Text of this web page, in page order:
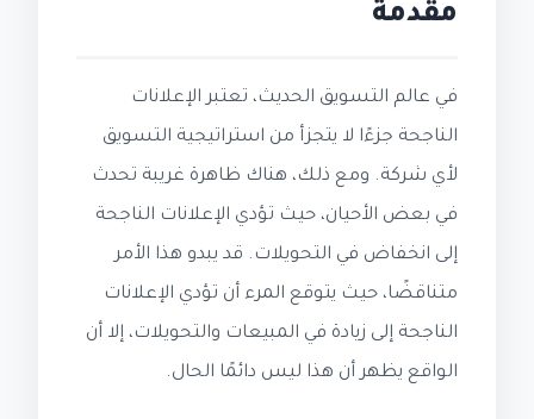
مقدمة
في عالم التسويق الحديث، تعتبر الإعلانات
الناجحة جزءًا لا يتجزأ من استراتيجية التسويق
لأي شركة. ومع ذلك، هناك ظاهرة غريبة تحدث
في بعض الأحيان، حيث تؤدي الإعلانات الناجحة
إلى انخفاض في التحويلات. قد يبدو هذا الأمر
متناقضًا، حيث يتوقع المرء أن تؤدي الإعلانات
الناجحة إلى زيادة في المبيعات والتحويلات، إلا أن
الواقع يظهر أن هذا ليس دائمًا الحال.